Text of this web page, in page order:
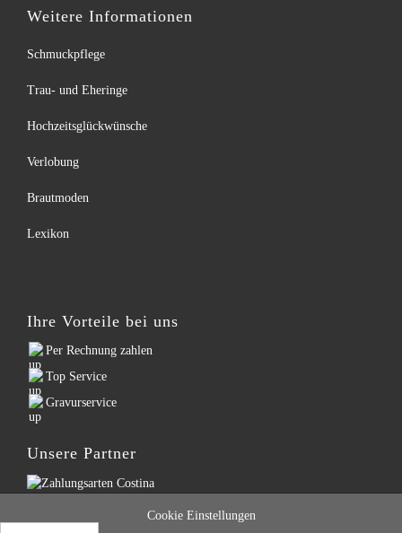
Weitere Informationen
Schmuckpflege
Trau- und Eheringe
Hochzeitsglückwünsche
Verlobung
Brautmoden
Lexikon
Ihre Vorteile bei uns
Per Rechnung zahlen
Top Service
Gravurservice
Unsere Partner
Cookie Einstellungen